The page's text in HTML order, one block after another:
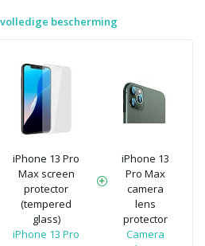
volledige bescherming
iPhone 13 Pro
Max screen
protector
(tempered
glass)
iPhone 13 Pro
iPhone 13
Pro Max
camera
lens
protector
Camera